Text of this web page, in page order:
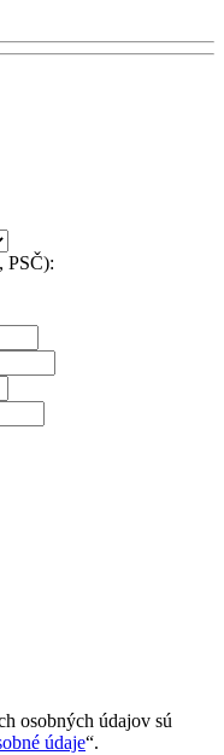
PSČ):
osobných údajov sú
údaje“.